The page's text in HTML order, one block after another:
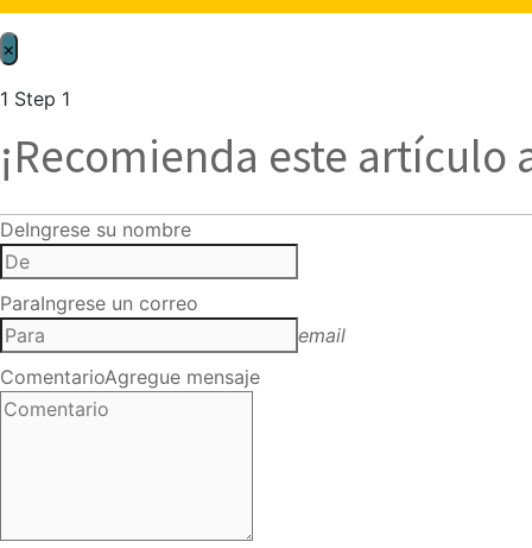
×
1 Step 1
¡Recomienda este artículo
DeIngrese su nombre
ParaIngrese un correo
email
ComentarioAgregue mensaje